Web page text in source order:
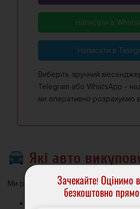
Написати в
Написати в
Виберіть зручний
Telegram або WhatsApp -
ми оперативно розрахуємо
Які авто
Ми розглядаємо викуп авто:
Зачекайте! Оцінимо
безкоштовно